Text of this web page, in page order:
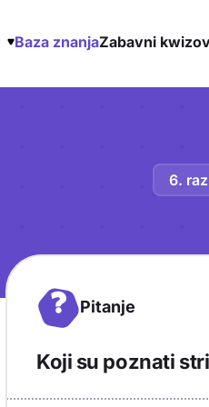
Baza znanjaZabavni
6.
? Pitanje
Koji su poznati